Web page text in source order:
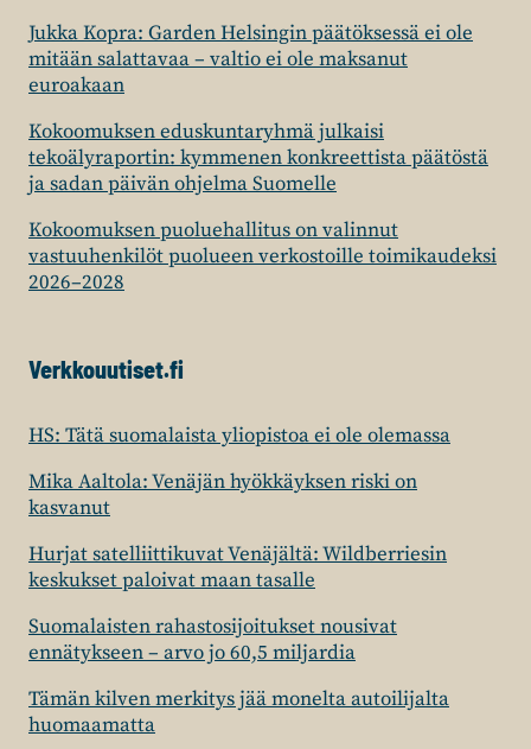
Jukka Kopra: Garden Helsingin päätöksessä ei ole
mitään salattavaa – valtio ei ole maksanut
euroakaan
Kokoomuksen eduskuntaryhmä julkaisi
tekoälyraportin: kymmenen konkreettista päätöstä
ja sadan päivän ohjelma Suomelle
Kokoomuksen puoluehallitus on valinnut
vastuuhenkilöt puolueen verkostoille toimikaudeksi
2026–2028
Verkkouutiset.fi
HS: Tätä suomalaista yliopistoa ei ole olemassa
Mika Aaltola: Venäjän hyökkäyksen riski on
kasvanut
Hurjat satelliittikuvat Venäjältä: Wildberriesin
keskukset paloivat maan tasalle
Suomalaisten rahastosijoitukset nousivat
ennätykseen – arvo jo 60,5 miljardia
Tämän kilven merkitys jää monelta autoilijalta
huomaamatta